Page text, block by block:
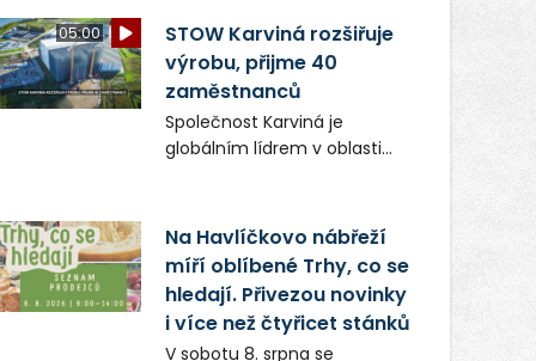
počátku označovala řízení
ČIŽP za nezákonné a
domáhala se práva na
spravedlivý správní proces.
ikonická místa Ostravy se
objeví v novém filmu
Bojovník, který vstoupí do kin
Frič a Tomáš Dianiška si
moravskoslezskou metropoli
přirozenou součástí příběhu
bývalého boxerského
šampiona Hoffa (Milan
Ondrík), jenž se po letech
vrací do světa vrcholových
05:00
STOW Karviná rozšiřuje
výrobu, přijme 40
zaměstnanců
Společnost Karviná je
globálním lídrem v oblasti
zaměstnavatelem na
Karvinsku a firmou s
obrovským potenciálem.
Na Havlíčkovo nábřeží
míří oblíbené Trhy, co se
hledají. Přivezou novinky
i více než čtyřicet stánků
V sobotu 8. srpna se